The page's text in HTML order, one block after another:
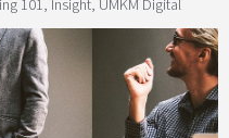
101, Insight, UMKM Digital